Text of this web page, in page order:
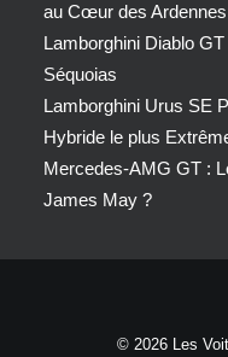
au Cœur des Ardennes
Lamborghini Diablo
Séquoias
Lamborghini Urus SE
Hybride le plus
Mercedes-AMG GT :
James May ?
© 2026 Les